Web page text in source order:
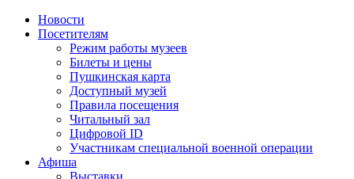
Новости
Посетителям
Режим работы музеев
Билеты и цены
Пушкинская карта
Доступный музей
Правила посещения
Читальный зал
Цифровой ID
Участникам специальной военной операции
Афиша
Выставки